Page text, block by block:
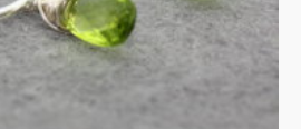
€40.00